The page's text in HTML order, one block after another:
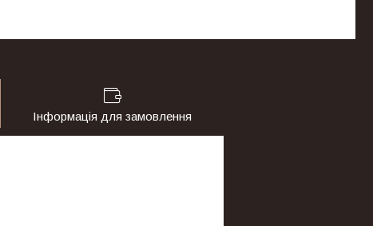
Інформація для замовлення